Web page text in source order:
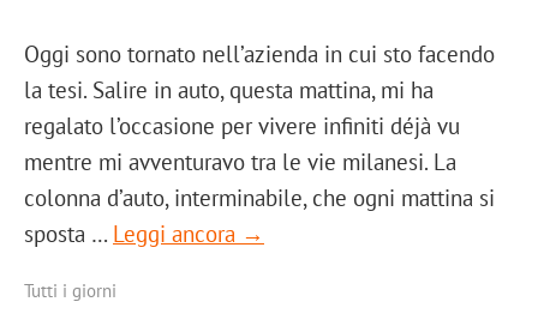
Oggi sono tornato nell’azienda in cui sto facendo
la tesi. Salire in auto, questa mattina, mi ha
regalato l’occasione per vivere infiniti déjà vu
mentre mi avventuravo tra le vie milanesi. La
colonna d’auto, interminabile, che ogni mattina si
sposta … Leggi ancora →
Tutti i giorni